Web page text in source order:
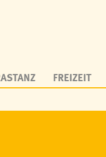
FREIZEIT